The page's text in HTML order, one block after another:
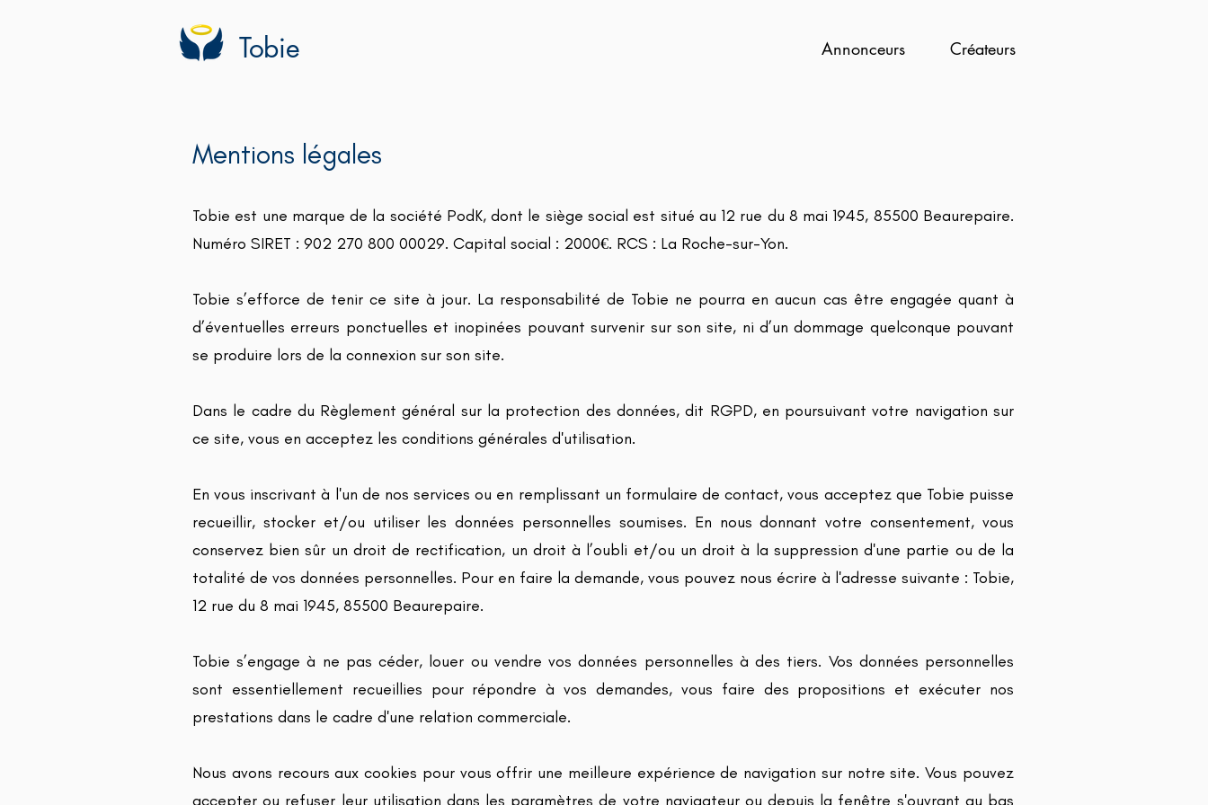
Tobie Annonceurs Créateurs
Mentions légales
Tobie est une marque de la société PodK, dont le siège social est situé au 12 rue du 8 mai 1945, 85500 Beaurepaire.
Numéro SIRET : 902 270 800 00029. Capital social : 2000€. RCS : La Roche-sur-Yon.
Tobie s’efforce de tenir ce site à jour. La responsabilité de Tobie ne pourra en aucun cas être engagée quant à
d’éventuelles erreurs ponctuelles et inopinées pouvant survenir sur son site, ni d’un dommage quelconque pouvant
se produire lors de la connexion sur son site.
Dans le cadre du Règlement général sur la protection des données, dit RGPD, en poursuivant votre navigation sur
ce site, vous en acceptez les conditions générales d'utilisation.
En vous inscrivant à l'un de nos services ou en remplissant un formulaire de contact, vous acceptez que Tobie puisse
recueillir, stocker et/ou utiliser les données personnelles soumises. En nous donnant votre consentement, vous
conservez bien sûr un droit de rectification, un droit à l’oubli et/ou un droit à la suppression d'une partie ou de la
totalité de vos données personnelles. Pour en faire la demande, vous pouvez nous écrire à l'adresse suivante : Tobie,
12 rue du 8 mai 1945, 85500 Beaurepaire.
Tobie s’engage à ne pas céder, louer ou vendre vos données personnelles à des tiers. Vos données personnelles
sont essentiellement recueillies pour répondre à vos demandes, vous faire des propositions et exécuter nos
prestations dans le cadre d'une relation commerciale.
Nous avons recours aux cookies pour vous offrir une meilleure expérience de navigation sur notre site. Vous pouvez
accepter ou refuser leur utilisation dans les paramètres de votre navigateur ou depuis la fenêtre s'ouvrant au bas